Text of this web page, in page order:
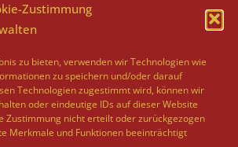
Zustimmung
zu bieten, verwenden wir Technologien wie
zu speichern und/oder darauf
Technologien zugestimmt wird, können wir
oder eindeutige IDs auf dieser Website
Zustimmung nicht erteilt oder zurückgezogen
Merkmale und Funktionen beeinträchtigt